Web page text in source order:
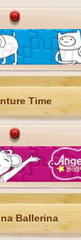
Time
Ballerina